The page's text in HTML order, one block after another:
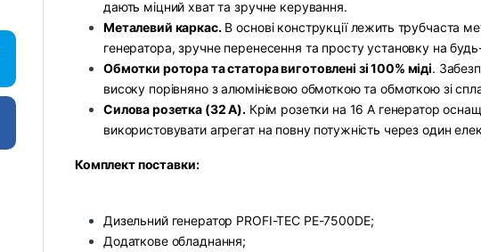
дають міцний хват та зручне керування.
Металевий каркас.В основі конструкції лежить трубчаста
генератора, зручне перенесення та просту установку на
Обмотки ротора та статора виготовлені зі 100% міді.
високу порівняно з алюмінієвою обмоткою та обмоткою зі
Силова розетка (32 А).Крім розетки на 16 А генератор
використовувати агрегат на повну потужність через один
Комплект поставки:
Дизельний генератор PROFI-TEC PE-7500DE;
Додаткове обладнання;